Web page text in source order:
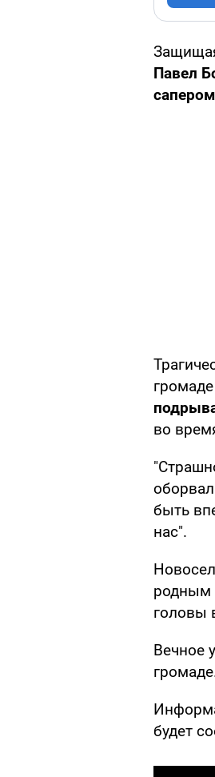
Павел
сапером
во
быть
нас".
родным
головы
Вечное
будет